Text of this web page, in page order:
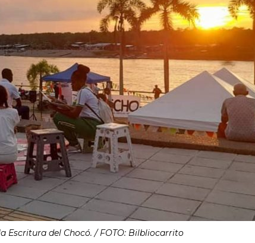
Escritura del Chocó. / FOTO: Bilbliocarrito